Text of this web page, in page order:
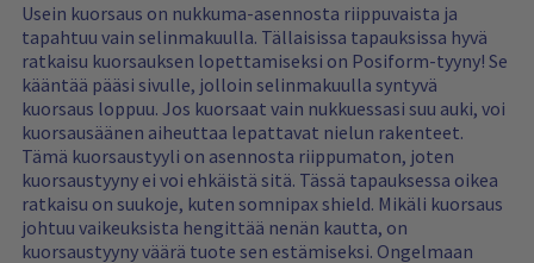
y
y
i
n
g
m
o
r
e
r
e
v
e
w
s
a
r
e
f
i
l
t
e
w
s
f
i
l
t
e
r
i
Usein kuorsaus on nukkuma-asennosta riippuvaista ja
tapahtuu vain selinmakuulla. Tällaisissa tapauksissa hyvä
ratkaisu kuorsauksen lopettamiseksi on Posiform-tyyny! Se
kääntää pääsi sivulle, jolloin selinmakuulla syntyvä
kuorsaus loppuu. Jos kuorsaat vain nukkuessasi suu auki, voi
kuorsausäänen aiheuttaa lepattavat nielun rakenteet.
Tämä kuorsaustyyli on asennosta riippumaton, joten
kuorsaustyyny ei voi ehkäistä sitä. Tässä tapauksessa oikea
ratkaisu on suukoje, kuten somnipax shield. Mikäli kuorsaus
johtuu vaikeuksista hengittää nenän kautta, on
kuorsaustyyny väärä tuote sen estämiseksi. Ongelmaan